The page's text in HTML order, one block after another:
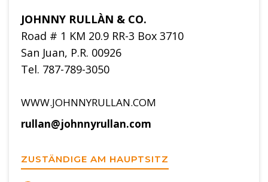
JOHNNY RULLÀN & CO.
Road # 1 KM 20.9 RR-3 Box 3710
San Juan, P.R. 00926
Tel. 787-789-3050
WWW.JOHNNYRULLAN.COM
rullan@johnnyrullan.com
ZUSTÄNDIGE AM HAUPTSITZ